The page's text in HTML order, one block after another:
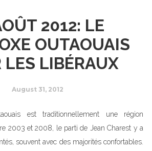
2012: LE
OUTAOUAIS
LES LIBÉRAUX
August 31, 2012
est traditionnellement une région
2003 et 2008, le parti de Jean Charest y a
souvent avec des majorités confortables.